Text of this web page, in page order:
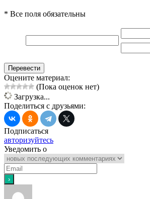
* Все поля обязательны
Перевести
Оцените материал:
(Пока оценок нет)
Загрузка...
Поделиться с друзьями:
Подписаться
авторизуйтесь
Уведомить о